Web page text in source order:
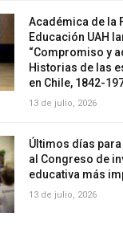
Académica de la
Educación UAH
“Compromiso y
Historias de las
en Chile, 1842-
13 de julio, 2026
Últimos días
al Congreso de
educativa más
13 de julio, 2026